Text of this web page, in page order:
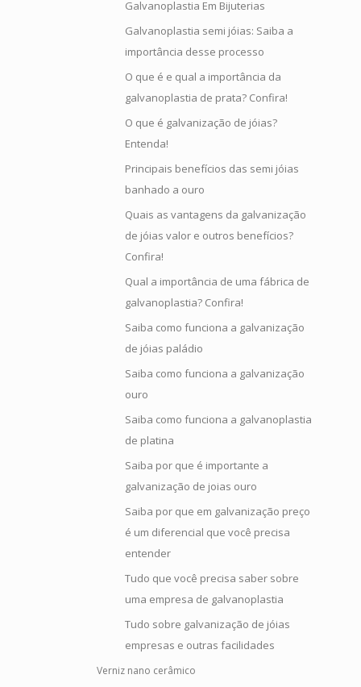
Galvanoplastia Em Bijuterias
Galvanoplastia semi jóias: Saiba a
importância desse processo
O que é e qual a importância da
galvanoplastia de prata? Confira!
O que é galvanização de jóias?
Entenda!
Principais benefícios das semi jóias
banhado a ouro
Quais as vantagens da galvanização
de jóias valor e outros benefícios?
Confira!
Qual a importância de uma fábrica de
galvanoplastia? Confira!
Saiba como funciona a galvanização
de jóias paládio
Saiba como funciona a galvanização
ouro
Saiba como funciona a galvanoplastia
de platina
Saiba por que é importante a
galvanização de joias ouro
Saiba por que em galvanização preço
é um diferencial que você precisa
entender
Tudo que você precisa saber sobre
uma empresa de galvanoplastia
Tudo sobre galvanização de jóias
empresas e outras facilidades
Verniz nano cerâmico